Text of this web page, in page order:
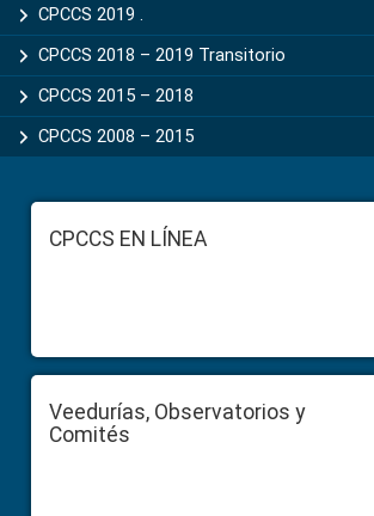
CPCCS 2019 .
CPCCS 2018 – 2019 Transitorio
CPCCS 2015 – 2018
CPCCS 2008 – 2015
FooterCPCCS EN LÍNEA
Veedurías, Observatorios y
Comités